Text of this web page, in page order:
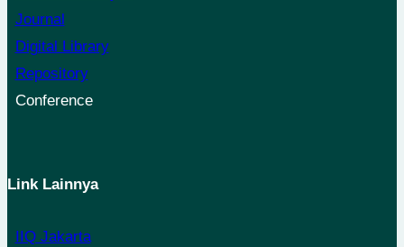
Journal
Digital Library
Repository
Conference
Link Lainnya
IIQ Jakarta